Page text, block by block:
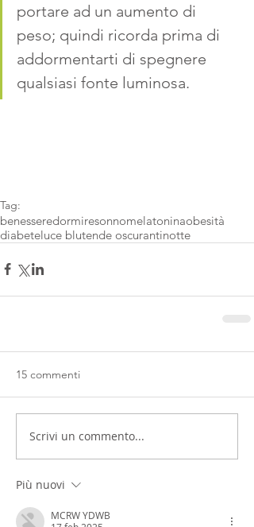
portare ad un aumento di
peso; quindi ricorda prima di
addormentarti di spegnere
qualsiasi fonte luminosa.
Tag:
benesseredormiresonnomelatoninaobesità
diabeteluce blutende oscurantinotte
15 commenti
Scrivi un commento...
Più nuovi
MCRW YDWB